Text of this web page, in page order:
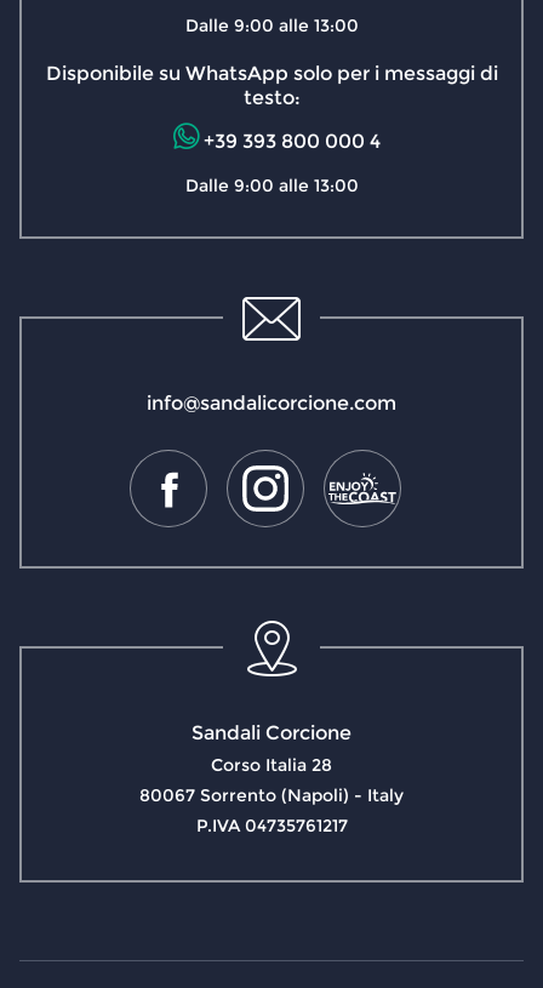
Sandali Corcione
Corso Italia 28
80067 Sorrento (Napoli) - Italy
P.IVA 04735761217
info@sandalicorcione.com
Dalle 9:00 alle 13:00
Disponibile su WhatsApp solo per i messaggi di
testo:
+39 393 800 000 4
Dalle 9:00 alle 13:00